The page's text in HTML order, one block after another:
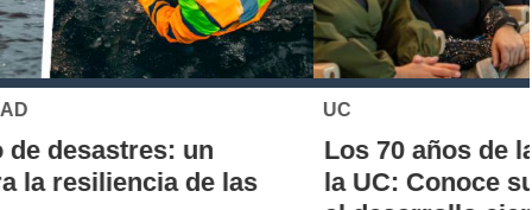
UC
Los 70 años de la Carrera de Química de
la UC: Conoce su historia, hitos y aporte